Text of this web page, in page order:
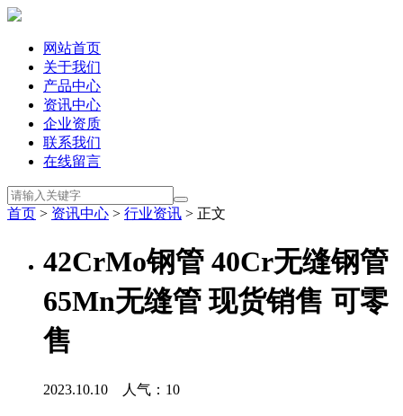
网站首页
关于我们
产品中心
资讯中心
企业资质
联系我们
在线留言
首页 > 资讯中心 > 行业资讯 > 正文
42CrMo钢管 40Cr无缝钢管
65Mn无缝管 现货销售 可零
售
2023.10.10 人气： 10